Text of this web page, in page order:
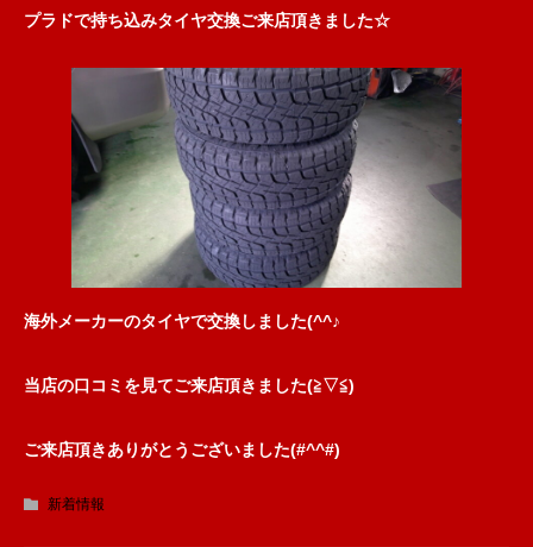
プラドで持ち込みタイヤ交換ご来店頂きました☆
海外メーカーのタイヤで交換しました(^^♪
当店の口コミを見てご来店頂きました(≧▽≦)
ご来店頂きありがとうございました(#^^#)
新着情報